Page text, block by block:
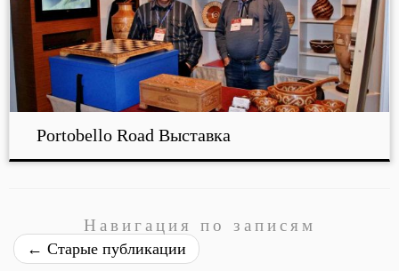
Portobello Road Выставка
Навигация по записям
← Старые публикации